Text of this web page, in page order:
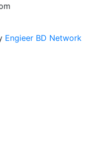
Engieer BD Network